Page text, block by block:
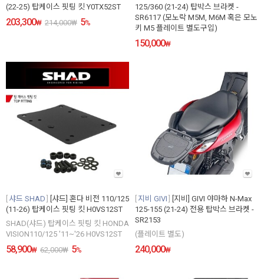
(22-25) 탑케이스 핏팅 킷 Y0TX52ST
203,300₩ 214,000₩ 5%
125/360 (21-24) 탑박스 브라켓 -
SR6117 (모노락 M5M, M6M 혹은 모노
키 M5 플레이트 별도구입)
150,000₩
샤드 SHAD
[샤드] 혼다 비전 110/125
(11-26) 탑케이스 핏팅 킷 H0VS12ST
SHAD(샤드) 탑케이스 핏팅 킷 HONDA
VISION110/125 '11~'26 H0VS12ST
58,900₩ 62,000₩ 5%
지비 GIVI
[지비] GIVI 야마하 N-Max
125-155 (21-24) 전용 탑박스 브라켓 -
SR2153
(플레이트 별도)
240,000₩